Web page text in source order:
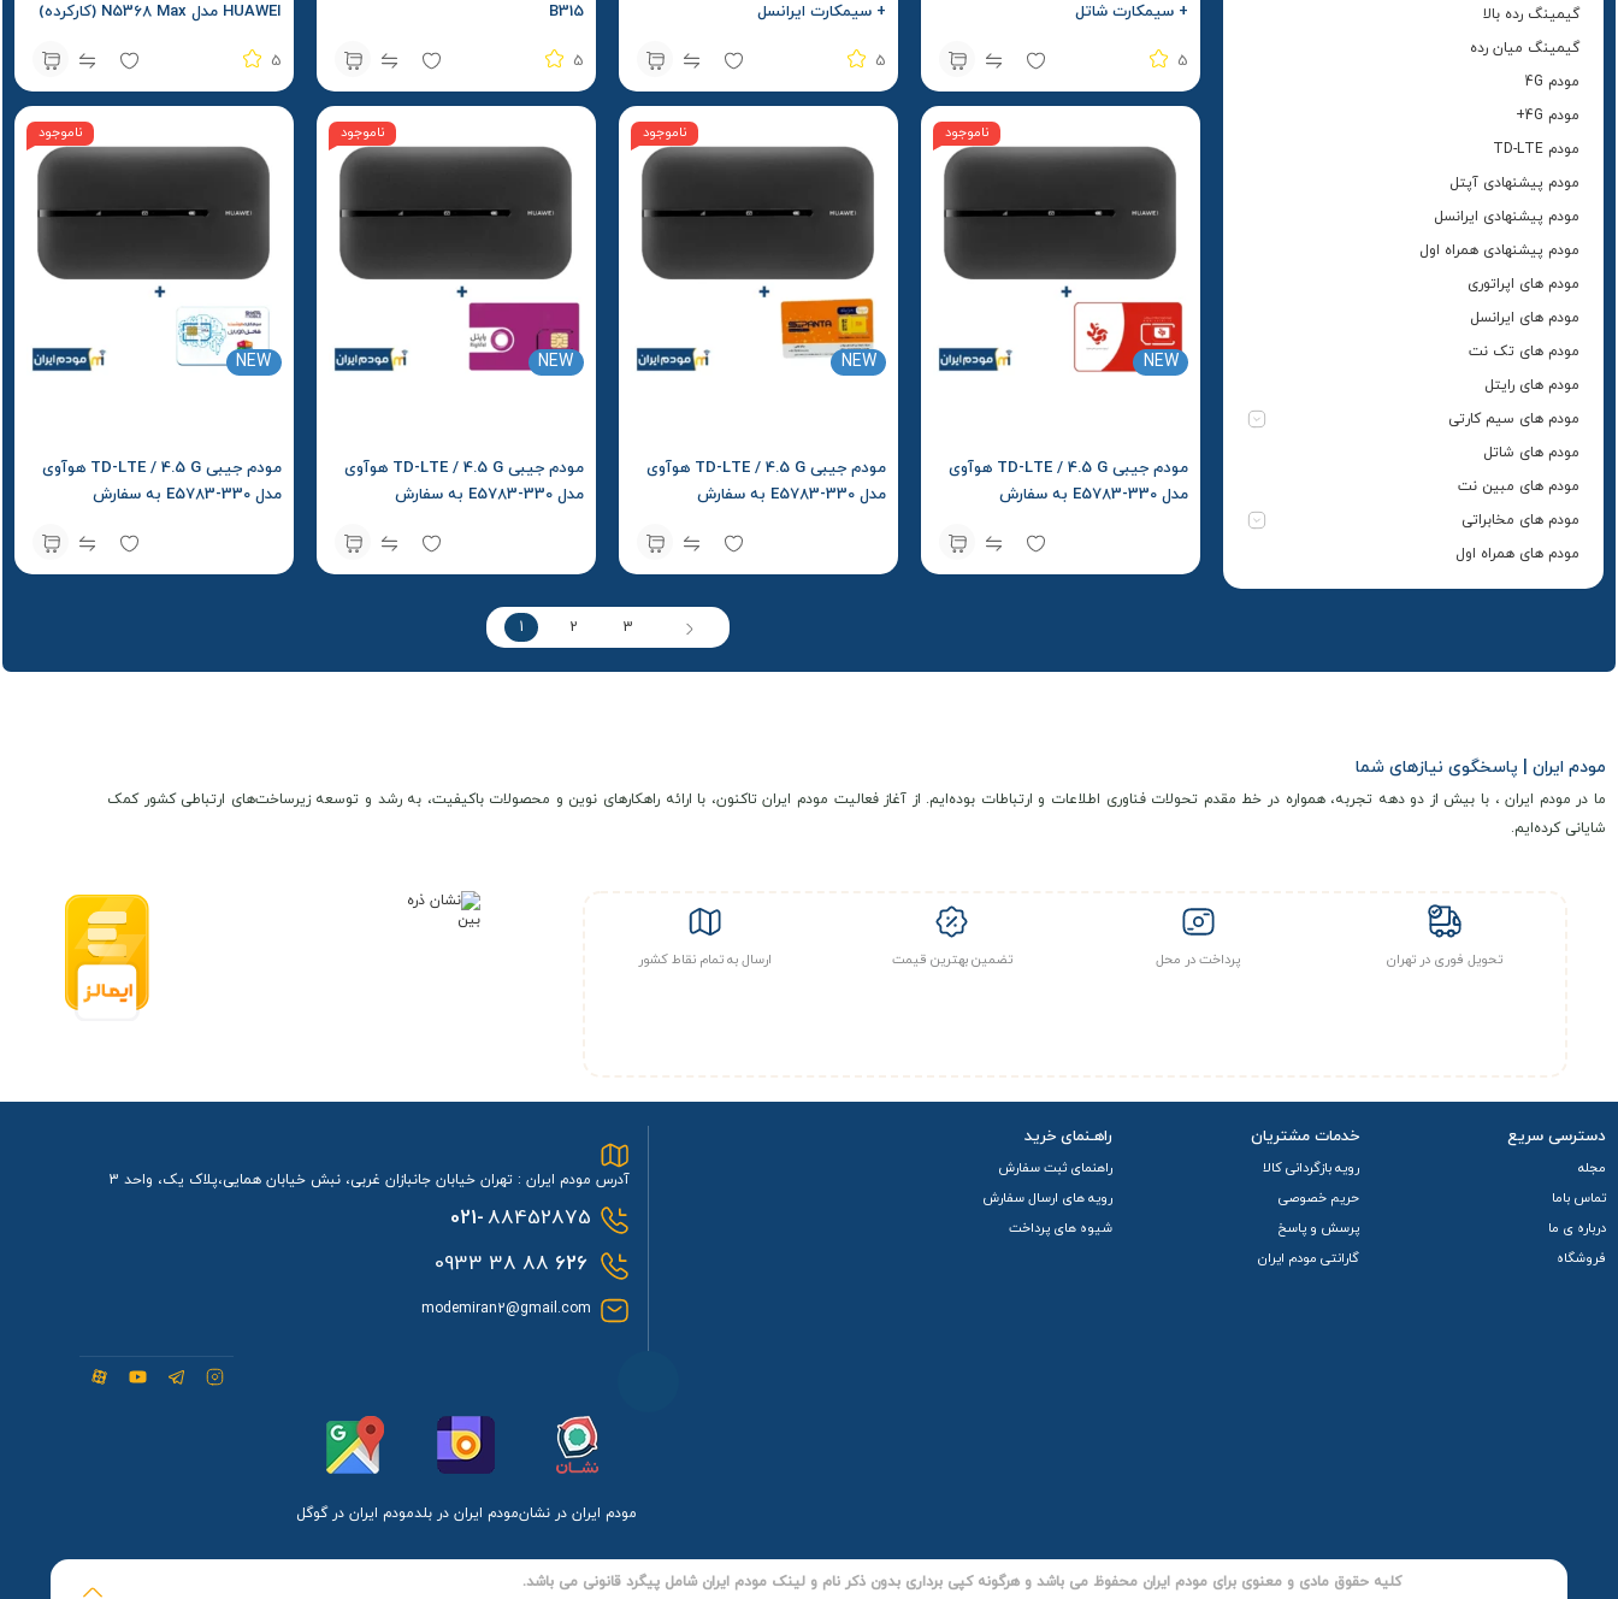
+ سیمکارت شاتل
5
+ سیمکارت ایرانسل
5
B315
5
HUAWEI مدل N5368 Max (کارکرده)
5
ناموجود
NEW
مودم جیبی TD-LTE / 4.5 G هوآوی
مدل E5783-330 به سفارش
ناموجود
NEW
مودم جیبی TD-LTE / 4.5 G هوآوی
مدل E5783-330 به سفارش
ناموجود
NEW
مودم جیبی TD-LTE / 4.5 G هوآوی
مدل E5783-330 به سفارش
ناموجود
NEW
مودم جیبی TD-LTE / 4.5 G هوآوی
مدل E5783-330 به سفارش
1 2 3
گیمینگ رده بالا
گیمینگ میان رده
مودم 4G
مودم 4G+
مودم TD-LTE
مودم پیشنهادی آپتل
مودم پیشنهادی ایرانسل
مودم پیشنهادی همراه اول
مودم های اپراتوری
مودم های ایرانسل
مودم های تک نت
مودم های رایتل
مودم های سیم کارتی
مودم های شاتل
مودم های مبین نت
مودم های مخابراتی
مودم های همراه اول
مودم ایران | پاسخگوی نیازهای شما
ما در مودم ایران ، با بیش از دو دهه تجربه، همواره در خط مقدم تحولات فناوری اطلاعات و ارتباطات بوده‌ایم. از آغاز فعالیت مودم ایران تاکنون، با ارائه راهکارهای نوین و محصولات باکیفیت، به رشد و توسعه زیرساخت‌های ارتباطی کشور کمک
شایانی کرده‌ایم.
تحویل فوری در تهران پرداخت در محل تضمین بهترین قیمت ارسال به تمام نقاط کشور
دسترسی سریع
مجله
تماس باما
درباره ی ما
فروشگاه
خدمات مشتریان
رویه بازگردانی کالا
حریم خصوصی
پرسش و پاسخ
گارانتی مودم ایران
راهـنمای خرید
راهنمای ثبت سفارش
رویه های ارسال سفارش
شیوه های پرداخت
آدرس مودم ایران : تهران خیابان جانبازان غربی، نبش خیابان همایی،پلاک یک، واحد 3
021-88452875
626
88 38 0933
modemiran2@gmail.com
مودم ایران در نشانمودم ایران در بلدمودم ایران در گوگل
کلیه حقوق مادی و معنوی برای مودم ایران محفوظ می باشد و هرگونه کپی برداری بدون ذکر نام و لینک مودم ایران شامل پیگرد قانونی می باشد.